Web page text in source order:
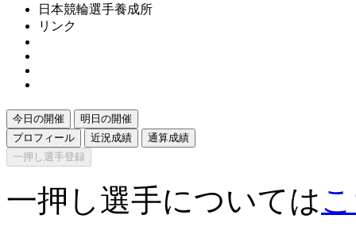
日本競輪選手養成所
リンク
今日の開催
明日の開催
プロフィール
近況成績
通算成績
一押し選手登録
一押し選手については